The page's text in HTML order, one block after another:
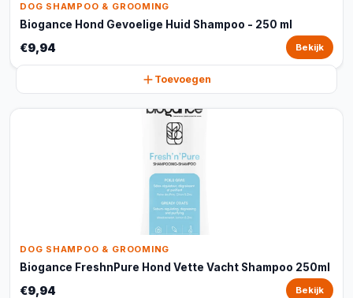
DOG SHAMPOO & GROOMING
Biogance Hond Gevoelige Huid Shampoo - 250 ml
€9,94 Bekijk
Toevoegen
DOG SHAMPOO & GROOMING
Biogance FreshnPure Hond Vette Vacht Shampoo 250ml
€9,94 Bekijk